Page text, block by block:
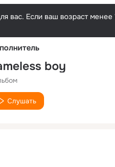
вас. Если ваш возраст
boy
Слушать